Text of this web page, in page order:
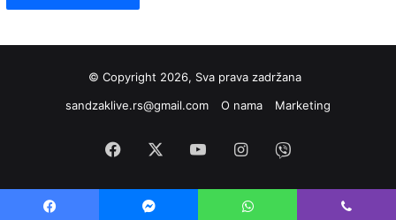
© Copyright 2026, Sva prava zadržana
sandzaklive.rs@gmail.com
O nama Marketing
Facebook YouTubeInstagram
Viber